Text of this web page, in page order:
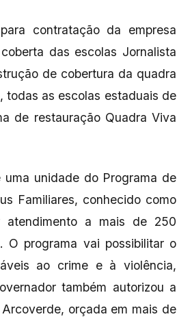
contratação da empresa
das escolas Jornalista
de cobertura da quadra
todas as escolas estaduais de
de restauração Quadra Viva
unidade do Programa de
Familiares, conhecido como
atendimento a mais de 250
O programa vai possibilitar o
ao crime e à violência,
também autorizou a
orçada em mais de